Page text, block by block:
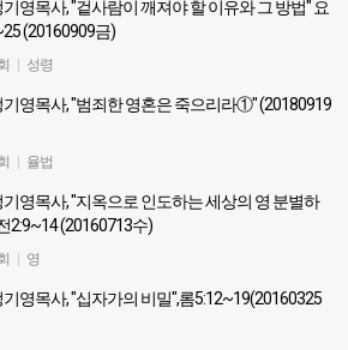
기영목사, "겉사람이 깨져야 할 이유와 그 방법" 요
(20160909금)
사, "겉사람이 깨져야 할 이유와 그 방법" 요12:24~25
성령
기영목사, "범죄한 영혼은 죽으리라①" (20180919
사, "범죄한 영혼은 죽으리라①" (20180919수)
율법
기영목사, "지옥으로 인도하는 세상의 영 분별하
2:9~14 (20160713수)
사, "지옥으로 인도하는 세상의 영 분별하기" 고전2:9~14
영
기영목사, "십자가의 비밀",롬5:12~19(20160325